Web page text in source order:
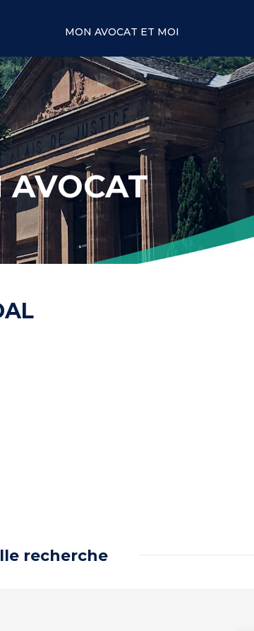
MON AVOCAT ET MOI
AVOCAT
recherche